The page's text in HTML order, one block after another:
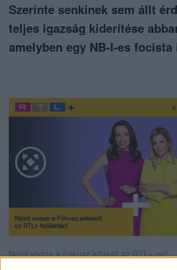
Szerinte senkinek sem állt
teljes igazság kiderítése
amelyben egy NB-I-es
Nézd vissza a Fókusz adásait az RTL+-on!